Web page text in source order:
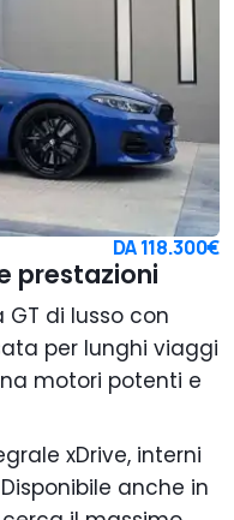
DA118.300€
prestazioni
GT di lusso con
per lunghi viaggi
motori potenti e
xDrive, interni
anche in